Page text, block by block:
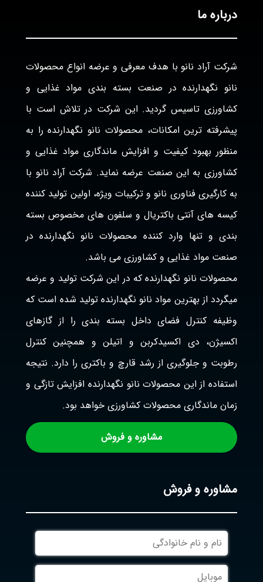
درباره ما
شرکت آراد نانو با هدف معرفی و عرضه انواع محصولات
نانو نگهدارنده در صنعت بسته بندی مواد غذایی و
کشاورزی تاسیس گردید. این شرکت در تلاش است با
پیشرفته ترین امکانات، محصولات نانو نگهدارنده را به
منظور بهبود کیفیت و افزایش ماندگاری مواد غذایی و
کشاورزی به این صنعت عرضه نماید. شرکت آراد نانو با
به کارگیری فناوری نانو و ترکیبات ویژه، اولین تولید کننده
کیسه های آنتی باکتریال و سلفون های مخصوص بسته
بندی و تنها وارد کننده محصولات نانو نگهدارنده در
صنعت مواد غذایی و کشاورزی می باشد.
محصولات نانو نگهدارنده که در این شرکت تولید و عرضه
میگردد از بهترین مواد نانو نگهدارنده تولید شده است که
وظیفه کنترل فضای داخل بسته بندی را از گازهای
اکسیژن، دی اکسیدکربن و اتیلن و همچنین کنترل
رطوبت و جلوگیری از رشد قارچ و باکتری را دارد. نتیجه
استفاده از این محصولات نانو نگهدارنده افزایش تازگی و
زمان ماندگاری محصولات کشاورزی خواهد بود.
مشاوره و فروش
مشاوره و فروش
نام
و
نام
خانوادگی
موبایل